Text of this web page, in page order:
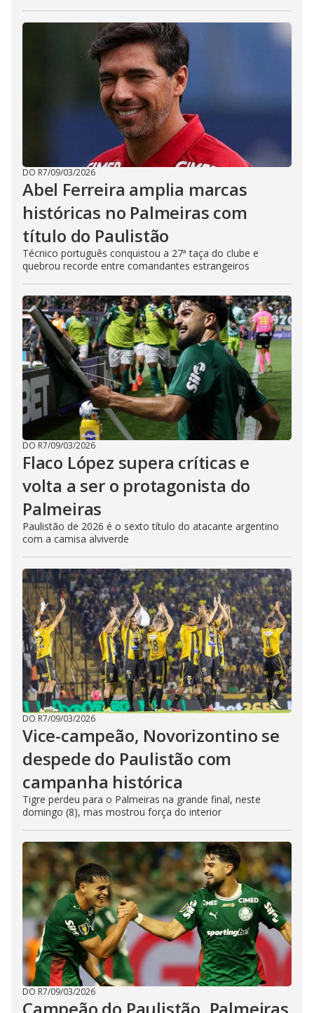
DO R7/09/03/2026
Abel Ferreira amplia marcas
históricas no Palmeiras com
título do Paulistão
Técnico português conquistou a 27ª taça do clube e
quebrou recorde entre comandantes estrangeiros
DO R7/09/03/2026
Flaco López supera críticas e
volta a ser o protagonista do
Palmeiras
Paulistão de 2026 é o sexto título do atacante argentino
com a camisa alviverde
DO R7/09/03/2026
Vice-campeão, Novorizontino se
despede do Paulistão com
campanha histórica
Tigre perdeu para o Palmeiras na grande final, neste
domingo (8), mas mostrou força do interior
DO R7/09/03/2026
Campeão do Paulistão, Palmeiras